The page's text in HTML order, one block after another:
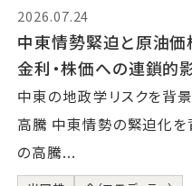
2026.07.24
中東情勢緊迫と原油価
金利・株価への連鎖的
中東の地政学リスクを背
高騰 中東情勢の緊迫化
の高騰...